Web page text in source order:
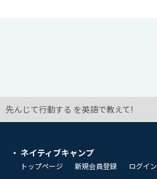
先んじて行動する を英語で教えて!
ネイティブキャンプ
トップページ 新規会員登録 ログイン